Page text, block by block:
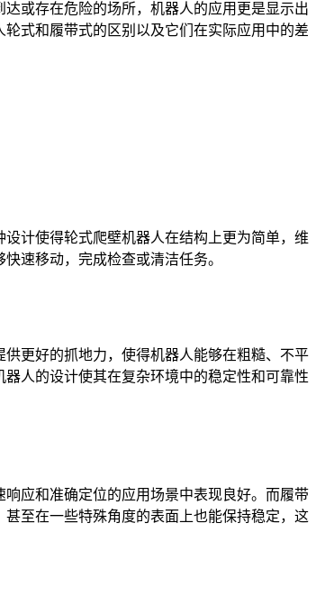
或存在危险的场所，机器人的应用更是显示出
式和履带式的区别以及它们在实际应用中的差
计使得轮式爬壁机器人在结构上更为简单，维
速移动，完成检查或清洁任务。
更好的抓地力，使得机器人能够在粗糙、不平
人的设计使其在复杂环境中的稳定性和可靠性
应和准确定位的应用场景中表现良好。而履带
至在一些特殊角度的表面上也能保持稳定，这